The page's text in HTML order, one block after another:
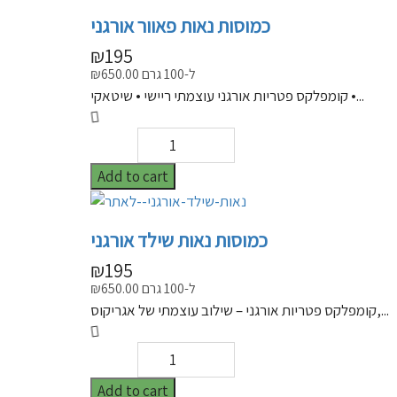
כמוסות נאות פאוור אורגני
₪195
₪650.00 ל-100 גרם
קומפלקס פטריות אורגני עוצמתי ריישי • שיטאקי •...
Add to cart
כמוסות נאות שילד אורגני
₪195
₪650.00 ל-100 גרם
קומפלקס פטריות אורגני – שילוב עוצמתי של אגריקוס,...
Add to cart